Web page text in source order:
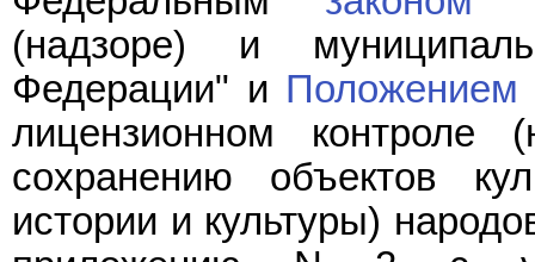
(надзоре) и
Федерации" и Положением
лицензионном контроле
сохранению объектов
истории и культуры)